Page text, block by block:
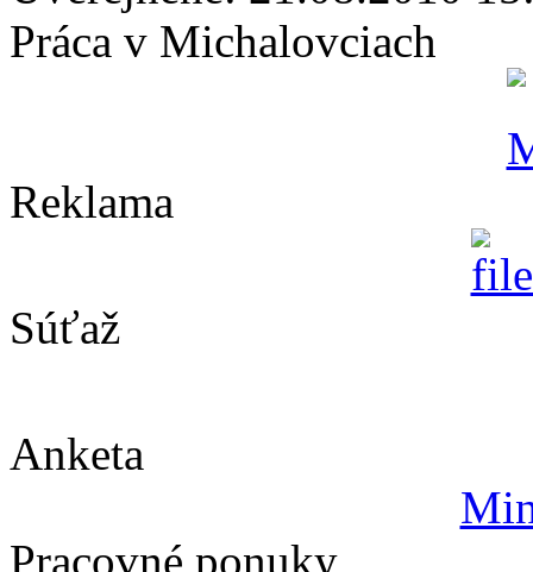
Práca v Michalovciach
Reklama
Súťaž
Anketa
Pracovné ponuky